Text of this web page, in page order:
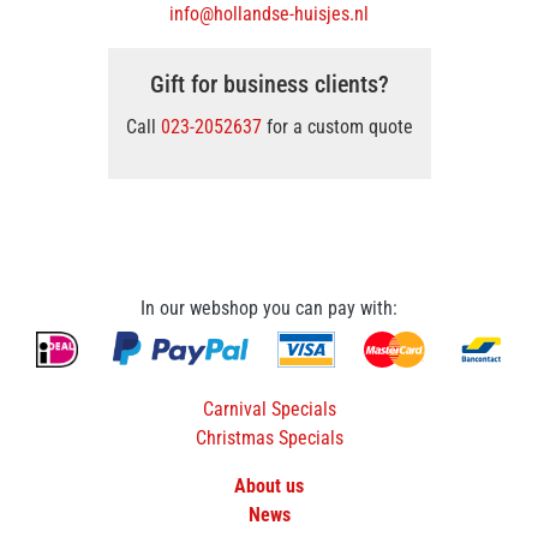
info@hollandse-huisjes.nl
Gift for business clients?
Call 023-2052637for a custom quote
In our webshop you can pay with:
Carnival Specials
Christmas Specials
About us
News